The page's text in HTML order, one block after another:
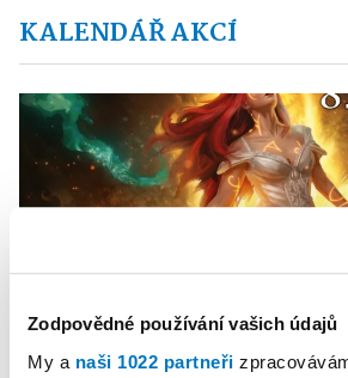
Zodpovědné používání vašich údajů
My a naši 1022 partneři
KALENDÁŘ AKCÍ